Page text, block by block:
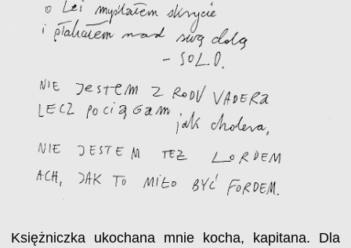
Księżniczka ukochana mnie kocha, kapitana. Dla